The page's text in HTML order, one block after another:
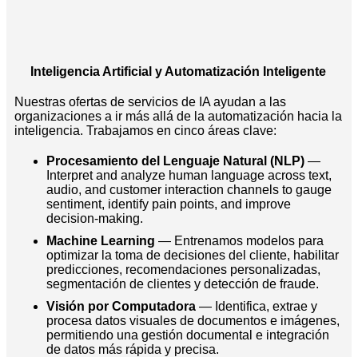
Inteligencia Artificial y Automatización Inteligente
Nuestras ofertas de servicios de IA ayudan a las
organizaciones a ir más allá de la automatización hacia la
inteligencia. Trabajamos en cinco áreas clave:
Procesamiento del Lenguaje Natural (NLP) —
Interpret and analyze human language across text,
audio, and customer interaction channels to gauge
sentiment, identify pain points, and improve
decision-making.
Machine Learning — Entrenamos modelos para
optimizar la toma de decisiones del cliente, habilitar
predicciones, recomendaciones personalizadas,
segmentación de clientes y detección de fraude.
Visión por Computadora — Identifica, extrae y
procesa datos visuales de documentos e imágenes,
permitiendo una gestión documental e integración
de datos más rápida y precisa.